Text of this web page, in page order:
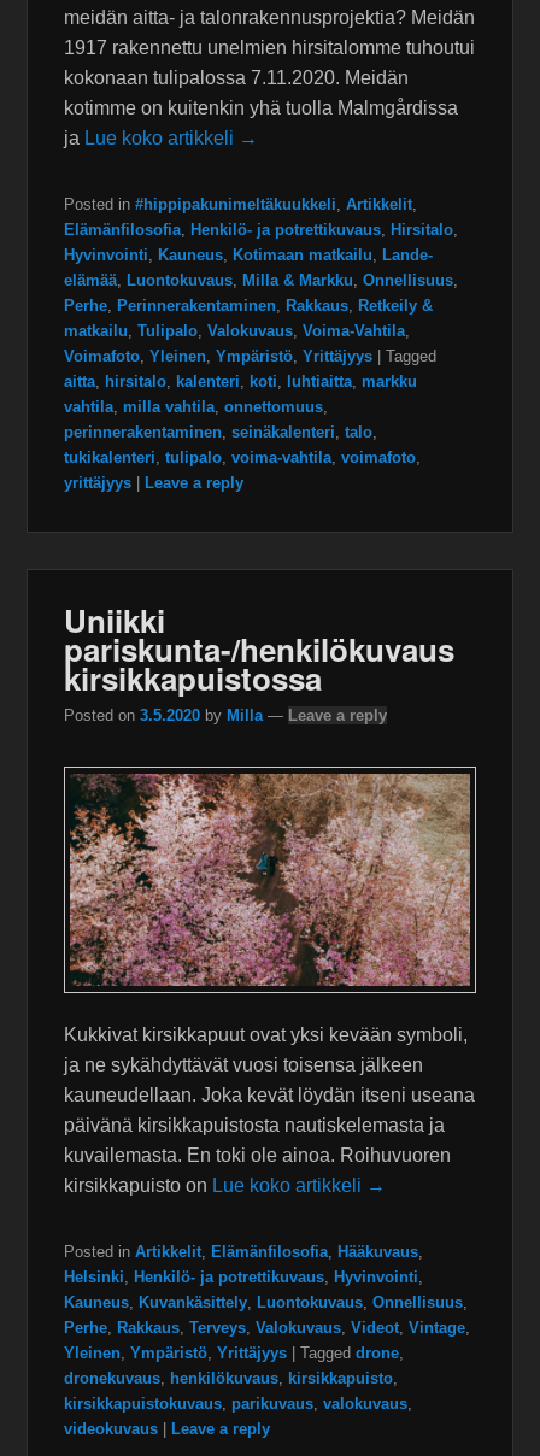
meidän aitta- ja talonrakennusprojektia? Meidän
1917 rakennettu unelmien hirsitalomme tuhoutui
kokonaan tulipalossa 7.11.2020. Meidän
kotimme on kuitenkin yhä tuolla Malmgårdissa
ja Lue koko artikkeli →
Posted in #hippipakunimeltäkuukkeli,Artikkelit,
Elämänfilosofia, Henkilö- ja potrettikuvaus, Hirsitalo,
Hyvinvointi, Kauneus, Kotimaan matkailu, Lande-
elämää, Luontokuvaus, Milla & Markku,Onnellisuus,
Perhe, Perinnerakentaminen, Rakkaus, Retkeily &
matkailu,Tulipalo,Valokuvaus,Voima-Vahtila,
Voimafoto,Yleinen,Ympäristö,Yrittäjyys |Tagged
aitta, hirsitalo, kalenteri, koti, luhtiaitta, markku
vahtila, milla vahtila,onnettomuus,
perinnerakentaminen,seinäkalenteri,talo,
tukikalenteri,tulipalo,voima-vahtila,voimafoto,
yrittäjyys
Leave a reply
Uniikki
pariskunta-/henkilökuvaus
kirsikkapuistossa
Posted on3.5.2020 by Milla — Leave a reply
Kukkivat kirsikkapuut ovat yksi kevään symboli,
ja ne sykähdyttävät vuosi toisensa jälkeen
kauneudellaan. Joka kevät löydän itseni useana
päivänä kirsikkapuistosta nautiskelemasta ja
kuvailemasta. En toki ole ainoa. Roihuvuoren
kirsikkapuisto on Lue koko artikkeli →
Posted in Artikkelit, Elämänfilosofia, Hääkuvaus,
Helsinki, Henkilö- ja potrettikuvaus, Hyvinvointi,
Kauneus, Kuvankäsittely, Luontokuvaus,Onnellisuus,
Perhe, Rakkaus,Terveys,Valokuvaus,Videot,Vintage,
Yleinen,Ympäristö,Yrittäjyys |Tagged drone,
dronekuvaus, henkilökuvaus, kirsikkapuisto,
kirsikkapuistokuvaus, parikuvaus,valokuvaus,
videokuvaus
Leave a reply